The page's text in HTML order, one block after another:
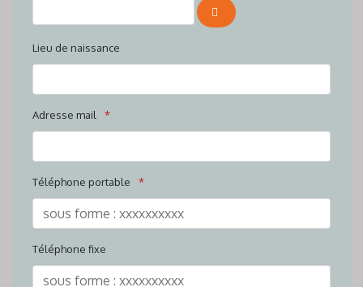
Lieu de naissance
Adresse mail
Téléphone portable
Téléphone fixe